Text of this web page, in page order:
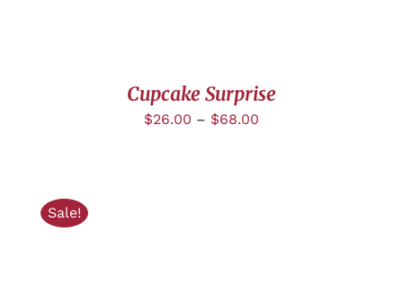
Cupcake Surprise
$26.00 – $68.00
Sale!